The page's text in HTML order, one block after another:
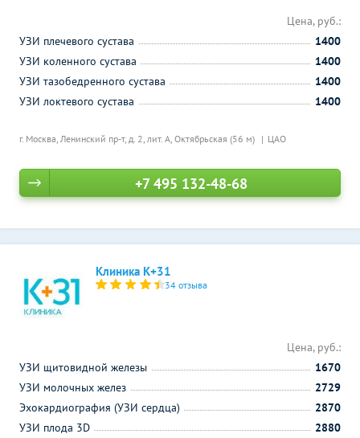
г. Москва, Ленинский пр-т, д. 2, лит. А, Октябрьская (56 м) ЦАО
Цена, руб.:
УЗИ плечевого сустава
1400
УЗИ коленного сустава
1400
УЗИ тазобедренного сустава
1400
УЗИ локтевого сустава
1400
+7 495 132-48-68
Клиника К+31
34 отзыва
Цена, руб.:
УЗИ щитовидной железы
1670
УЗИ молочных желез
2729
Эхокардиография (УЗИ сердца)
2870
УЗИ плода 3D
2880